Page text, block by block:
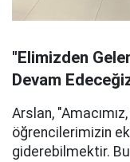
"Elimizden
Devam
Arslan,
öğrencilerimizin
giderebilmektir.